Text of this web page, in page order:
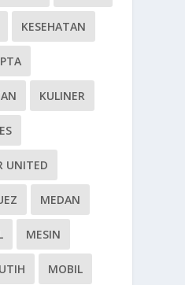
KESEHATAN
KULINER
UNITED
MEDAN
MESIN
MOBIL